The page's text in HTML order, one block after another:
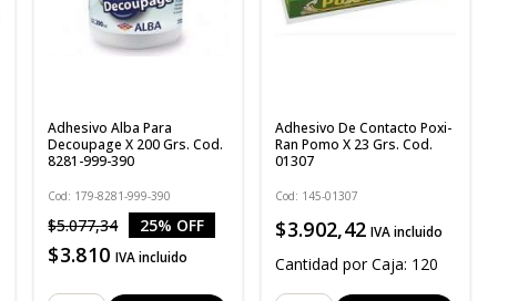
Adhesivo Alba Para
Decoupage X 200 Grs. Cod.
8281-999-390
Cod: 179-8281-999-390
$5.077,34 25% OFF
$3.810 IVA incluido
Adhesivo De Contacto Poxi-
Ran Pomo X 23 Grs. Cod.
01307
Cod: 145-01307
$3.902,42 IVA incluido
Cantidad por Caja: 120